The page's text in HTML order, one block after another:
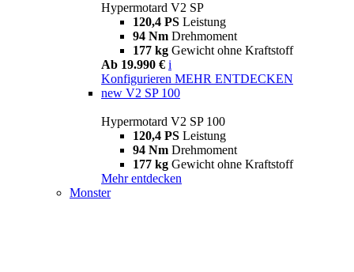
Hypermotard V2 SP
120,4 PS Leistung
94 Nm Drehmoment
177 kg Gewicht ohne Kraftstoff
Ab 19.990 € i
Konfigurieren MEHR ENTDECKEN
new V2 SP 100
Hypermotard V2 SP 100
120,4 PS Leistung
94 Nm Drehmoment
177 kg Gewicht ohne Kraftstoff
Mehr entdecken
Monster